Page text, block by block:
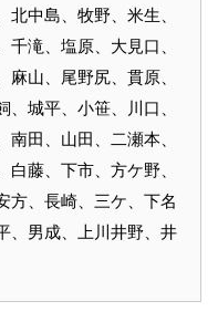
中島、牧野、米生、
滝、塩原、大見口、
山、尾野尻、貫原、
城平、小笹、川口、
田、山田、二瀬本、
藤、下市、方ケ野、
方、長崎、三ケ、下名
、男成、上川井野、井